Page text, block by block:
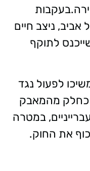
ניצב חיים
לתוקף
לפעול נגד
כחלק מהמאבק
במטרה
את החוק.